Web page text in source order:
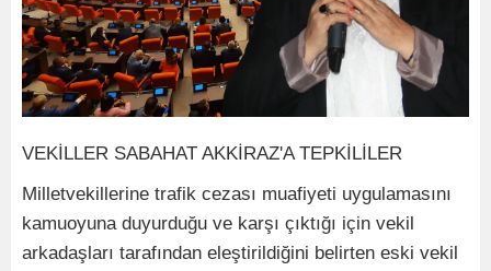
VEKİLLER SABAHAT AKKİRAZ'A TEPKİLİLER
Milletvekillerine trafik cezası muafiyeti uygulamasını
kamuoyuna duyurduğu ve karşı çıktığı için vekil
arkadaşları tarafından eleştirildiğini belirten eski vekil